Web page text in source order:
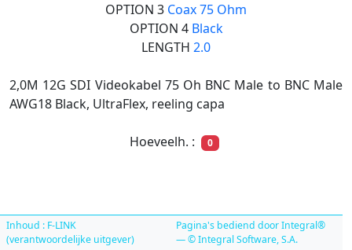
OPTION 3 Coax 75 Ohm
OPTION 4 Black
LENGTH 2.0
2,0M 12G SDI Videokabel 75 Oh BNC Male to BNC Male
AWG18 Black, UltraFlex, reeling capa
Hoeveelh. : 0
Inhoud : F-LINK
(verantwoordelijke uitgever)
Pagina's bediend door Integral®
— © Integral Software, S.A.